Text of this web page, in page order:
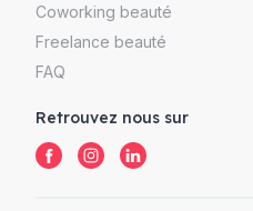
Coworking beauté
Freelance beauté
FAQ
Retrouvez nous sur